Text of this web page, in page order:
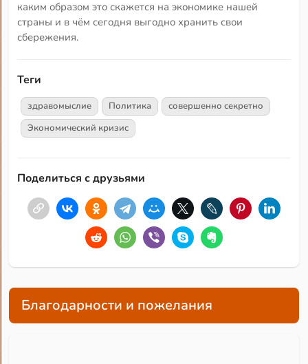
каким образом это скажется на экономике нашей
страны и в чём сегодня выгодно хранить свои
сбережения.
Теги
здравомыслие Политика
совершенно секретно
Экономический кризис
Поделиться с друзьями
Благодарности и пожелания